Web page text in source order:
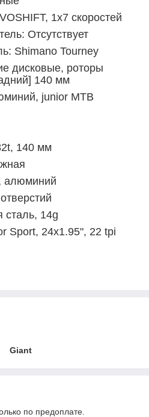
1x7 скоростей
Отсутствует
Shimano Tourney
дисковые, роторы
140 мм
junior MTB
140 мм
алюминий
14g
Sport, 24x1.95", 22 tpi
Giant
по предоплате.